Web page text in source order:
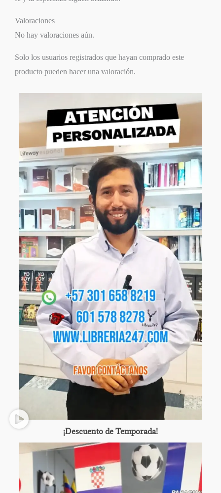
Valoraciones
No hay valoraciones aún.
Solo los usuarios registrados que hayan comprado este
producto pueden hacer una valoración.
¡Descuento de Temporada!